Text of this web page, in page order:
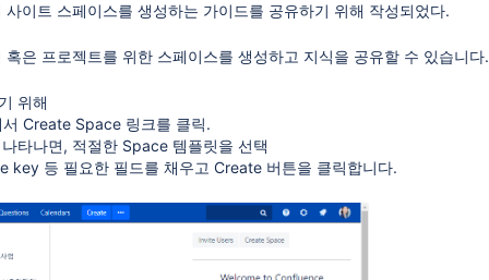
이트 스페이스를 생성하는 가이드를 공유하기 위해 작성되었다.
은 프로젝트를 위한 스페이스를 생성하고 지식을 공유할 수 있습니다.
위해
Create Space 링크를 클릭.
타나면, 적절한 Space 템플릿을 선택
key 등 필요한 필드를 채우고 Create 버튼을 클릭합니다.